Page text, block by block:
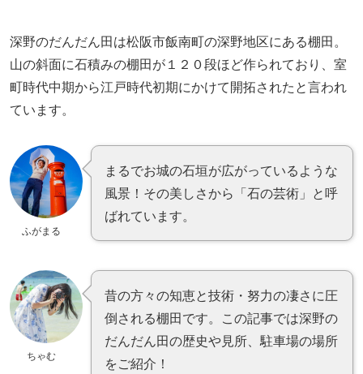
深野のだんだん田は松阪市飯南町の深野地区にある棚田。
山の斜面に石積みの棚田が１２０段ほど作られており、室
町時代中期から江戸時代初期にかけて開拓されたと言われ
ています。
ふがまる
まるでお城の石垣が広がっているような
風景！その美しさから「石の芸術」と呼
ばれています。
ちゃむ
昔の方々の知恵と技術・努力の凄さに圧
倒される棚田です。この記事では深野の
だんだん田の歴史や見所、駐車場の場所
をご紹介！